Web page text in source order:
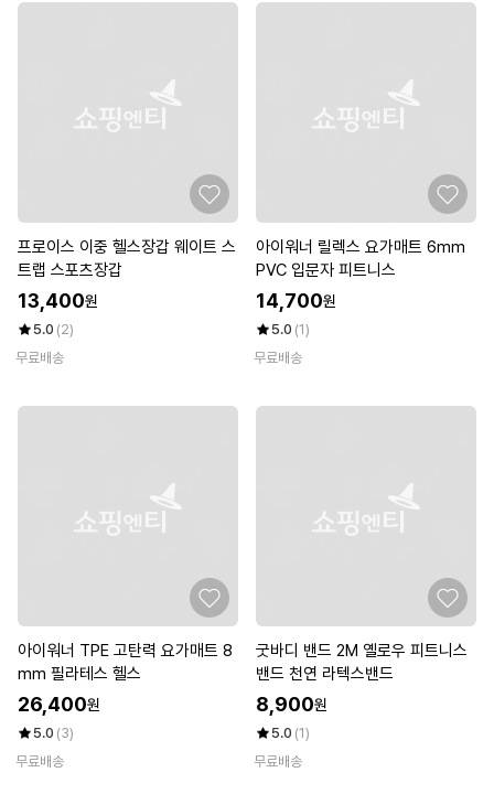
프로이스 이중 헬스장갑 웨이트 스
트랩 스포츠장갑
13,400원
5.0 (2)
무료배송
아이워너 릴렉스 요가매트 6mm
PVC 입문자 피트니스
14,700원
5.0 (1)
무료배송
아이워너 TPE 고탄력 요가매트 8
mm 필라테스 헬스
26,400원
5.0 (3)
무료배송
굿바디 밴드 2M 옐로우 피트니스
밴드 천연 라텍스밴드
8,900원
5.0 (1)
무료배송